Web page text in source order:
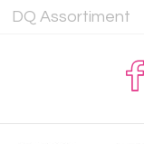
DQ Assortiment